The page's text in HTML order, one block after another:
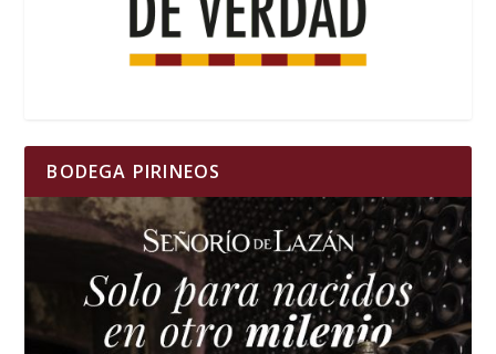
BODEGA PIRINEOS